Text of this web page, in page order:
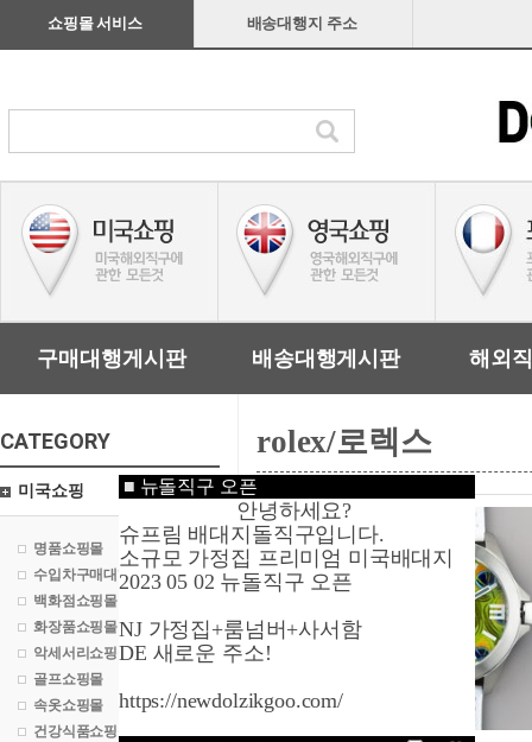
■ 뉴돌직구 오픈
안녕하세요?
슈프림 배대지돌직구입니다.
소규모 가정집 프리미엄 미국배대지
2023 05 02 뉴돌직구 오픈
NJ 가정집+룸넘버+사서함
DE 새로운 주소!
https://newdolzikgoo.com/
쇼핑몰 서비스 배송대행지 주소
구매대행게시판 배송대행게시판 해외
CATEGORY
미국쇼핑
명품쇼핑몰
수입차구매대행
백화점쇼핑몰
화장품쇼핑몰
악세서리쇼핑몰
골프쇼핑몰
속옷쇼핑몰
건강식품쇼핑몰
rolex/로렉스